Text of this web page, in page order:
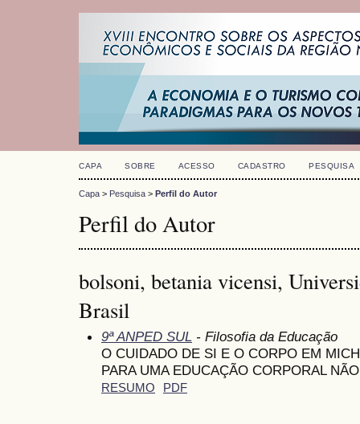
CAPA SOBRE ACESSO CADASTRO PESQUISA
Capa > Pesquisa > Perfil do Autor
Perfil do Autor
bolsoni, betania vicensi,
Brasil
9ª ANPED SUL - Filosofia da Educação
O CUIDADO DE SI E O CORPO EM
PARA UMA EDUCAÇÃO CORPORAL
RESUMO PDF